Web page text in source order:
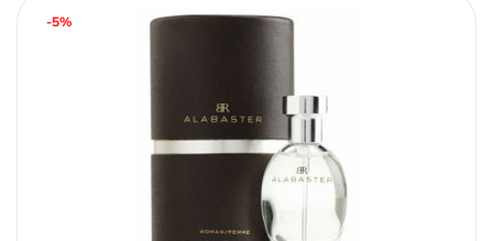
-5%